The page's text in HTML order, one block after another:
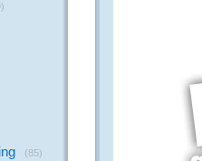
(85)